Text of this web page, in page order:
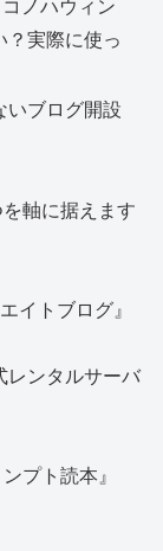
実際に使っ
いブログ開設
軸に据えます
イトブログ』
レンタルサーバ
プト読本』